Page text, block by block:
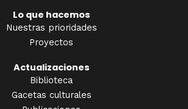
Lo que hacemos
Nuestras prioridades
Proyectos
Actualizaciones
Biblioteca
Gacetas culturales